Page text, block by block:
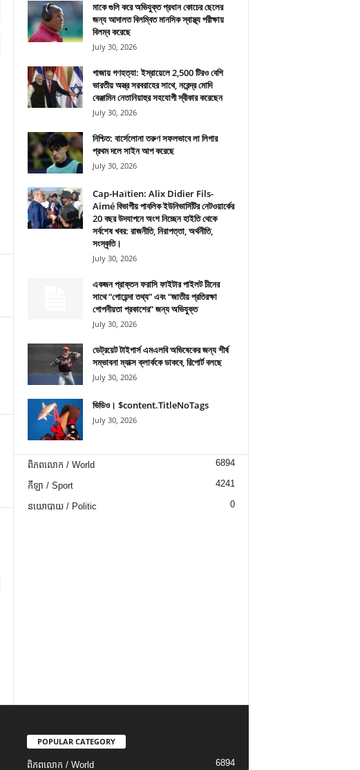
মাকে গুলি করে অভিযুক্ত প্রধান কোচের ছেলের
জন্য আদালত বিলম্বিত মানসিক স্বাস্থ্য পরীক্ষায়
বিলম্ব করেছে
July 30, 2026
গাজায় গণহত্যা: ইস্রায়েলে 2,500 টিরও বেশি
ভারতীয় অস্ত্র সরবরাহের সাথে, নরেন্দ্র মোদি
বেঞ্জামিন নেতানিয়াহুর সহযোগী স্বীকার করেছেন
July 30, 2026
নিশ্চিত: বার্সেলোনা তরুণ সফলভাবে লা লিগার
প্রথম দলে সাইন আপ করেছে
July 30, 2026
Cap-Haïtien: Alix Didier Fils-
Aimé বিভাগীয় পাবলিক ইউনিভার্সিটির নেটওয়ার্কের
20 বছর উদযাপনে অংশ নিচ্ছেন হাইতি থেকে
সর্বশেষ খবর: রাজনীতি, নিরাপত্তা, অর্থনীতি,
সংস্কৃতি।
July 30, 2026
একজন প্রাক্তন ফরাসি ফাইটার পাইলট চীনের
সাথে “গোয়েন্দা তথ্য” এবং “জাতীয় প্রতিরক্ষা
গোপনীয়তা প্রকাশের” জন্য অভিযুক্ত
July 30, 2026
ডেট্রয়েট টাইগার্স এমএলবি অভিষেকের জন্য শীর্ষ
সম্ভাবনা ম্যাক্স ক্লার্ককে ডাকবে, রিপোর্ট বলছে
July 30, 2026
ভিডিও। $content.TitleNoTags
July 30, 2026
ពិភពលោក / World 6894
កីឡា / Sport 4241
នយោបាយ / Politic 0
POPULAR CATEGORY
ពិភពលោក / World 6894